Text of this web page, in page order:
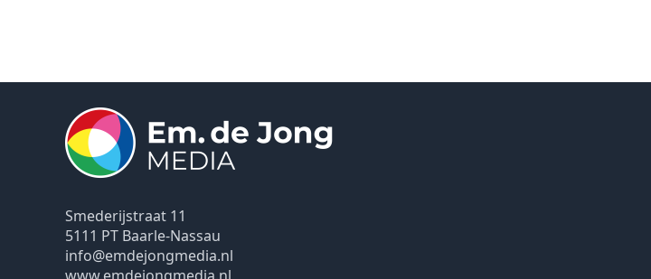
Smederijstraat 11
5111 PT Baarle-Nassau
info@emdejongmedia.nl